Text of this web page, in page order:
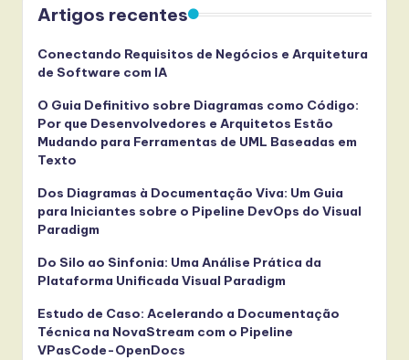
Artigos recentes
Conectando Requisitos de Negócios e Arquitetura
de Software com IA
O Guia Definitivo sobre Diagramas como Código:
Por que Desenvolvedores e Arquitetos Estão
Mudando para Ferramentas de UML Baseadas em
Texto
Dos Diagramas à Documentação Viva: Um Guia
para Iniciantes sobre o Pipeline DevOps do Visual
Paradigm
Do Silo ao Sinfonia: Uma Análise Prática da
Plataforma Unificada Visual Paradigm
Estudo de Caso: Acelerando a Documentação
Técnica na NovaStream com o Pipeline
VPasCode-OpenDocs